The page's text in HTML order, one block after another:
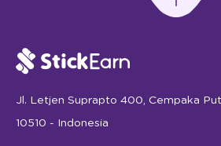
Jl. Letjen Suprapto 400, Cempaka
10510 - Indonesia